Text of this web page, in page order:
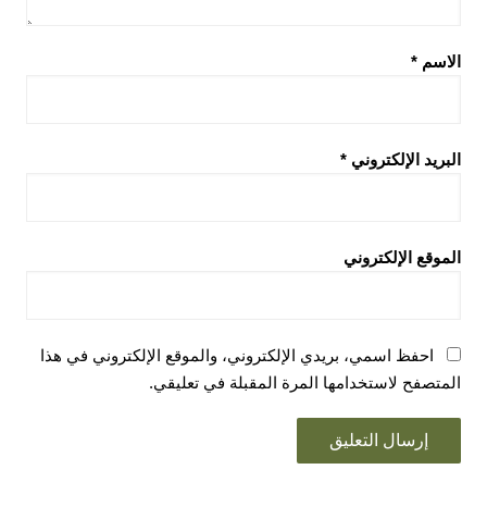
الاسم *
البريد الإلكتروني *
الموقع الإلكتروني
احفظ اسمي، بريدي الإلكتروني، والموقع الإلكتروني في هذا
المتصفح لاستخدامها المرة المقبلة في تعليقي.